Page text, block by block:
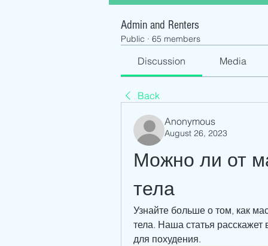
Admin and Renters
Public · 65 members
Discussion Media
Back
Anonymous
August 26, 2023
Можно ли от
тела
Узнайте больше о том, как
тела. Наша статья
для похудения.